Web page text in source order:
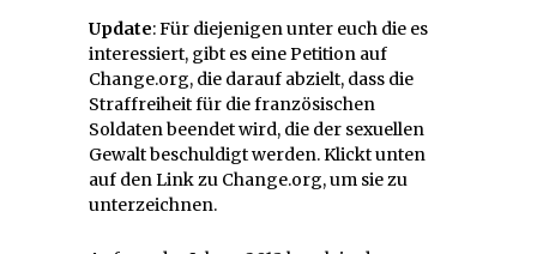
Update: Für diejenigen unter euch die es
interessiert, gibt es eine Petition auf
Change.org, die darauf abzielt, dass die
Straffreiheit für die französischen
Soldaten beendet wird, die der sexuellen
Gewalt beschuldigt werden. Klickt unten
auf den Link zu Change.org, um sie zu
unterzeichnen.